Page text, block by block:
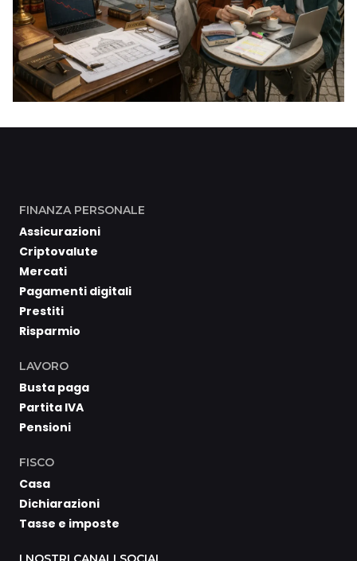
FINANZA PERSONALE
Assicurazioni
Criptovalute
Mercati
Pagamenti digitali
Prestiti
Risparmio
LAVORO
Busta paga
Partita IVA
Pensioni
FISCO
Casa
Dichiarazioni
Tasse e imposte